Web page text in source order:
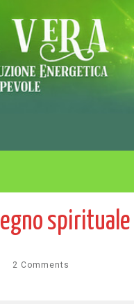
2 Comments